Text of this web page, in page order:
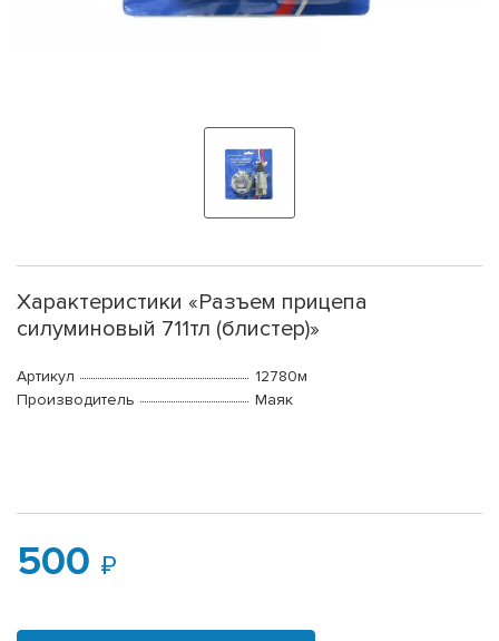
Характеристики «Разъем прицепа
силуминовый 711тл (блистер)»
Артикул
12780м
Производитель
Маяк
500